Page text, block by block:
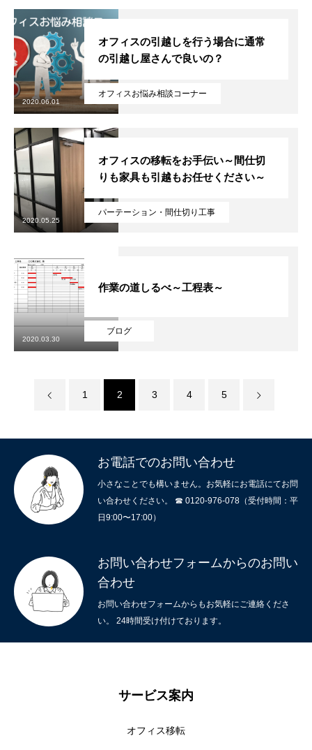
オフィスお悩み相談コーナー
オフィスの引越しを行う場合に通常
の引越し屋さんで良いの？
2020.06.01
パーテーション・間仕切り工事
オフィスの移転をお手伝い～間仕切
りも家具も引越もお任せください～
2020.05.25
ブログ
作業の道しるべ～工程表～
2020.03.30
1 2 3 4 5
お電話でのお問い合わせ
小さなことでも構いません。お気軽にお電話にてお問
い合わせください。 ☎ 0120-976-078（受付時間：平
日9:00〜17:00）
お問い合わせフォームからのお問い
合わせ
お問い合わせフォームからもお気軽にご連絡くださ
い。 24時間受け付けております。
サービス案内
オフィス移転